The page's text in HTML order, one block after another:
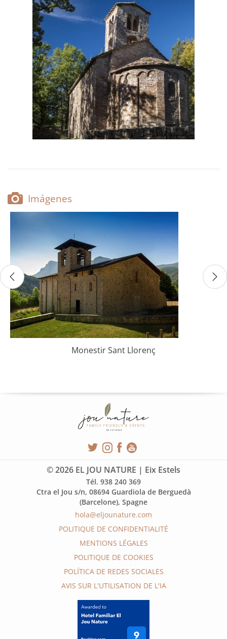
Imágenes
Monestir Sant Llorenç
© 2026 EL JOU NATURE | Eix Estels
Tél. 938 240 369
Ctra el Jou s/n, 08694 Guardiola de Berguedà
(Barcelone), Spagne
hola@eljounature.com
POLITIQUE DE CONFIDENTIALITÉ
MENTIONS LÉGALES
POLITIQUE DE COOKIES
POLÍTICA DE REDES SOCIALES
AVIS SUR L'UTILISATION DE L'IA